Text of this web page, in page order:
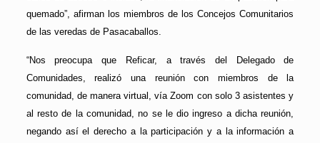
quemado”, afirman los miembros de los Concejos Comunitarios
de las veredas de Pasacaballos.
“Nos preocupa que Reficar, a través del Delegado de
Comunidades, realizó una reunión con miembros de la
comunidad, de manera virtual, vía Zoom con solo 3 asistentes y
al resto de la comunidad, no se le dio ingreso a dicha reunión,
negando así el derecho a la participación y a la información a